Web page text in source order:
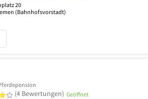
20
(Bahnhofsvorstadt)
4 von 5 Sternen
(4 Bewertungen) Geöffnet